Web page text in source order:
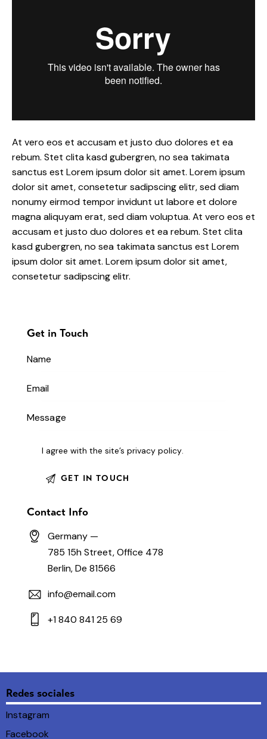
At vero eos et accusam et justo duo dolores et ea
rebum. Stet clita kasd gubergren, no sea takimata
sanctus est Lorem ipsum dolor sit amet. Lorem ipsum
dolor sit amet, consetetur sadipscing elitr, sed diam
nonumy eirmod tempor invidunt ut labore et dolore
magna aliquyam erat, sed diam voluptua. At vero eos et
accusam et justo duo dolores et ea rebum. Stet clita
kasd gubergren, no sea takimata sanctus est Lorem
ipsum dolor sit amet. Lorem ipsum dolor sit amet,
consetetur sadipscing elitr.
Get in Touch
I agree with the site’sprivacy policy.
Contact Info
Germany —
785 15h Street, Office 478
Berlin, De 81566
info@email.com
+1 840 841 25 69
Redes sociales
Instagram
Facebook